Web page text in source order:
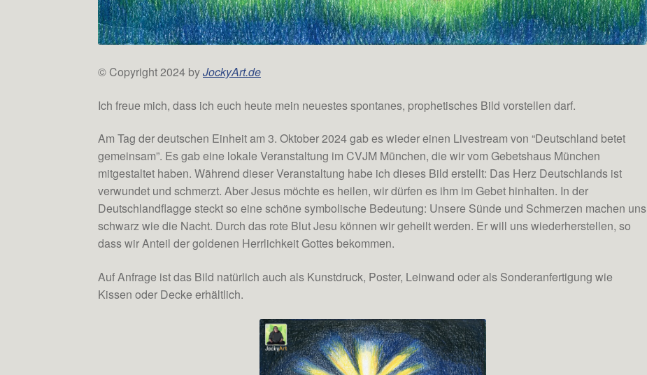
© Copyright 2024 byJockyArt.de
Ich freue mich, dass ich euch heute mein neuestes spontanes, prophetisches Bild vorstellen darf.
Am Tag der deutschen Einheit am 3. Oktober 2024 gab es wieder einen Livestream von “Deutschland betet
gemeinsam”. Es gab eine lokale Veranstaltung im CVJM München, die wir vom Gebetshaus München
mitgestaltet haben. Während dieser Veranstaltung habe ich dieses Bild erstellt: Das Herz Deutschlands ist
verwundet und schmerzt. Aber Jesus möchte es heilen, wir dürfen es ihm im Gebet hinhalten. In der
Deutschlandflagge steckt so eine schöne symbolische Bedeutung: Unsere Sünde und Schmerzen machen uns
schwarz wie die Nacht. Durch das rote Blut Jesu können wir geheilt werden. Er will uns wiederherstellen, so
dass wir Anteil der goldenen Herrlichkeit Gottes bekommen.
Auf Anfrage ist das Bild natürlich auch als Kunstdruck, Poster, Leinwand oder als Sonderanfertigung wie
Kissen oder Decke erhältlich.